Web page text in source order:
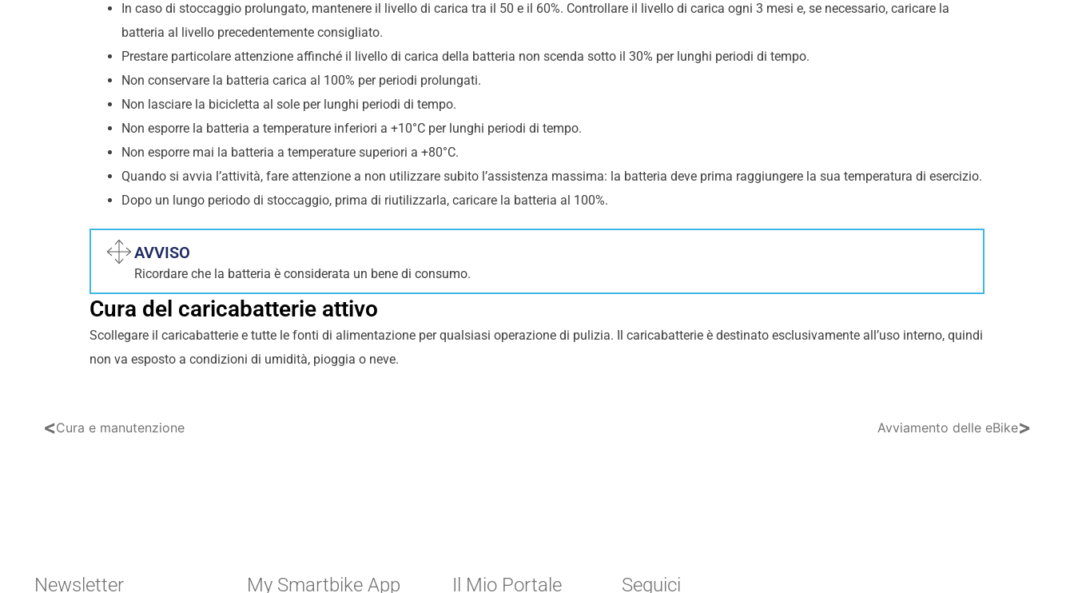
In caso di stoccaggio prolungato, mantenere il livello di carica tra il 50 e il 60%. Controllare il livello di carica ogni 3 mesi e, se necessario, caricare la
batteria al livello precedentemente consigliato.
Prestare particolare attenzione affinché il livello di carica della batteria non scenda sotto il 30% per lunghi periodi di tempo.
Non conservare la batteria carica al 100% per periodi prolungati.
Non lasciare la bicicletta al sole per lunghi periodi di tempo.
Non esporre la batteria a temperature inferiori a +10°C per lunghi periodi di tempo.
Non esporre mai la batteria a temperature superiori a +80°C.
Quando si avvia l’attività, fare attenzione a non utilizzare subito l’assistenza massima: la batteria deve prima raggiungere la sua temperatura di esercizio.
Dopo un lungo periodo di stoccaggio, prima di riutilizzarla, caricare la batteria al 100%.
AVVISO
Ricordare che la batteria è considerata un bene di consumo.
Cura del caricabatterie attivo
Scollegare il caricabatterie e tutte le fonti di alimentazione per qualsiasi operazione di pulizia. Il caricabatterie è destinato esclusivamente all’uso interno, quindi
non va esposto a condizioni di umidità, pioggia o neve.
<Cura e manutenzione Avviamento delle eBike>
Newsletter My Smartbike App Il Mio Portale Seguici